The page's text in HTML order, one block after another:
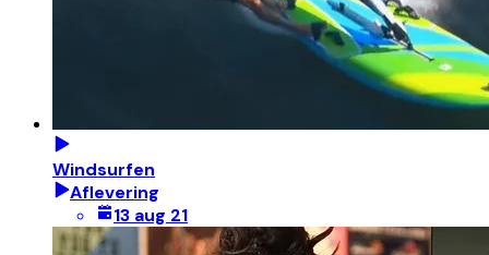
Windsurfen
Aflevering
13 aug 21